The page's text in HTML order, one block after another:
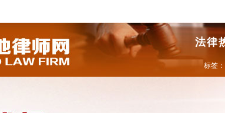
法律
标签：